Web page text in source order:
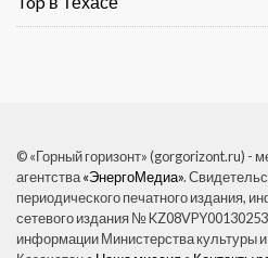
© «Горный горизонт» (gorgorizont.ru) -
агентства«ЭнергоМедиа».
периодического печатного издания,
сетевого издания №
информации Министерства культуры